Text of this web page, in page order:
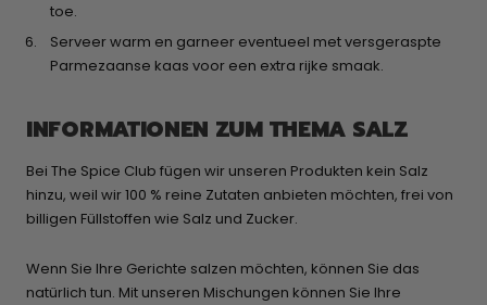
toe.
Serveer warm en garneer eventueel met versgeraspte
Parmezaanse kaas voor een extra rijke smaak.
INFORMATIONEN ZUM THEMA SALZ
Bei The Spice Club fügen wir unseren Produkten kein Salz
hinzu, weil wir 100 % reine Zutaten anbieten möchten, frei von
billigen Füllstoffen wie Salz und Zucker.
Wenn Sie Ihre Gerichte salzen möchten, können Sie das
natürlich tun. Mit unseren Mischungen können Sie Ihre